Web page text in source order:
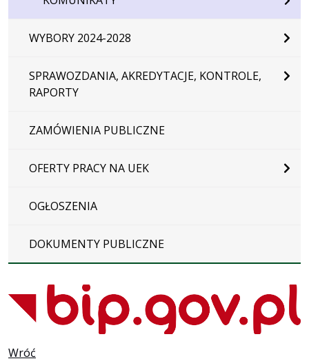
WYBORY 2024-2028
SPRAWOZDANIA, AKREDYTACJE, KONTROLE,
RAPORTY
ZAMÓWIENIA PUBLICZNE
OFERTY PRACY NA UEK
OGŁOSZENIA
DOKUMENTY PUBLICZNE
Wróć